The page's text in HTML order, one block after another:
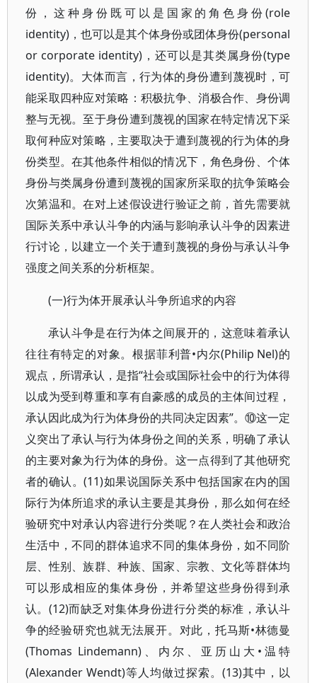
份，这种身份既可以是国家的角色身份(role
identity)，也可以是其个体身份或团体身份(personal
or corporate identity)，还可以是其类属身份(type
identity)。大体而言，行为体的身份遭到蔑视时，可
能采取四种应对策略：积极抗争、消极合作、身份调
整与无视。至于身份遭到蔑视的国家在特定情况下采
取何种应对策略，主要取决于遭到蔑视的行为体的身
份类型。在其他条件相似的情况下，角色身份、个体
身份与类属身份遭到蔑视的国家所采取的抗争策略会
次第温和。在对上述假设进行验证之前，首先需要就
国际关系中承认斗争的内涵与影响承认斗争的因素进
行讨论，以建立一个关于遭到蔑视的身份与承认斗争
强度之间关系的分析框架。
(一)行为体开展承认斗争所追求的内容
承认斗争是在行为体之间展开的，这意味着承认
往往有特定的对象。根据菲利普•内尔(Philip Nel)的
观点，所谓承认，是指“社会或国际社会中的行为体得
以成为受到尊重和享有自豪感的成员的主体间过程，
承认因此成为行为体身份的共同决定因素”。⑩这一定
义突出了承认与行为体身份之间的关系，明确了承认
的主要对象为行为体的身份。这一点得到了其他研究
者的确认。(11)如果说国际关系中包括国家在内的国
际行为体所追求的承认主要是其身份，那么如何在经
验研究中对承认内容进行分类呢？在人类社会和政治
生活中，不同的群体追求不同的集体身份，如不同阶
层、性别、族群、种族、国家、宗教、文化等群体均
可以形成相应的集体身份，并希望这些身份得到承
认。(12)而缺乏对集体身份进行分类的标准，承认斗
争的经验研究也就无法展开。对此，托马斯•林德曼
(Thomas Lindemann)、内尔、亚历山大•温特
(Alexander Wendt)等人均做过探索。(13)其中，以